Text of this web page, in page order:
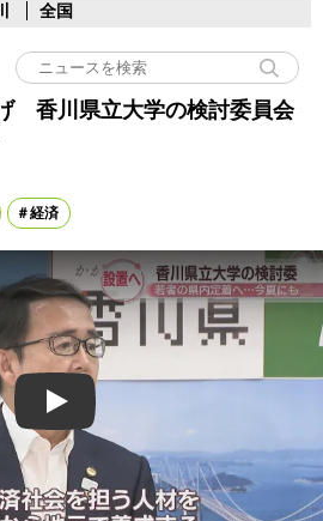
全国
香川県立大学の検討委員会
経済
Play